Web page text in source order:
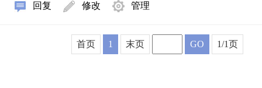
回复
修改 管理
首页 1 末页 GO 1/1页